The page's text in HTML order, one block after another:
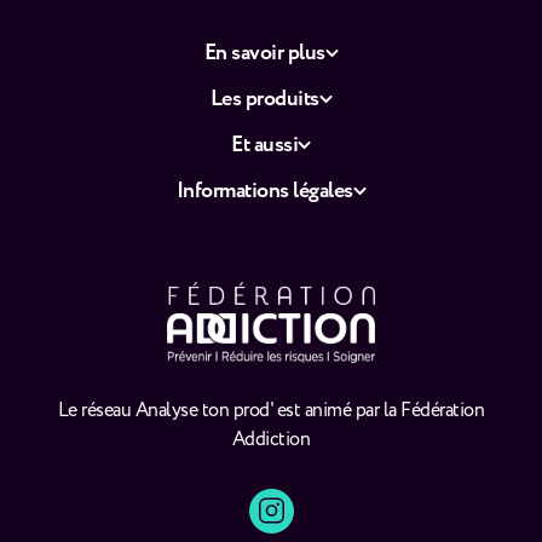
Le réseau Analyse ton prod' est animé par la Fédération
Addiction
En savoir plus
Les produits
Et aussi
Informations légales